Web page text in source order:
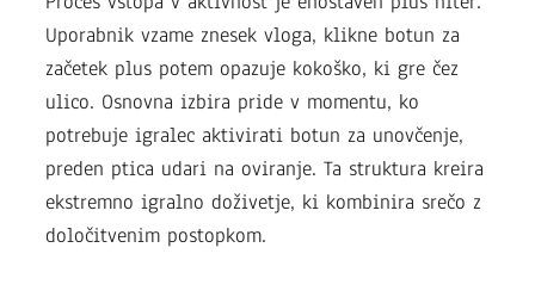
Uporabnik vzame znesek vloga, klikne botun za
začetek plus potem opazuje kokoško, ki gre čez
ulico. Osnovna izbira pride v momentu, ko
potrebuje igralec aktivirati botun za unovčenje,
preden ptica udari na oviranje. Ta struktura kreira
ekstremno igralno doživetje, ki kombinira srečo z
določitvenim postopkom.